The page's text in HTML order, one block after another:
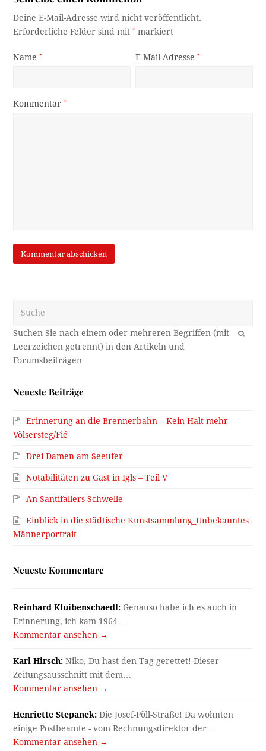
Deine E-Mail-Adresse wird nicht veröffentlicht.
Erforderliche Felder sind mit* markiert
Name* E-Mail-Adresse*
Kommentar*
OK
Neueste Beiträge
Erinnerung an die Brennerbahn – Kein Halt mehr
Völsersteg/Fié
Drei Damen am Seeufer
Notabilitäten zu Gast in Igls – Teil V
An Santifallers Schwelle
Einblick in die städtische Kunstsammlung_Unbekanntes
Männerportrait
Neueste Kommentare
Reinhard Kluibenschaedl: Genauso habe ich es auch in
Erinnerung, ich kam 1964…
Kommentar ansehen →
Karl Hirsch: Niko, Du hast den Tag gerettet! Dieser
Zeitungsausschnitt mit dem…
Kommentar ansehen →
Henriette Stepanek: Die Josef-Pöll-Straße! Da wohnten
einige Postbeamte - vom Rechnungsdirektor der…
Kommentar ansehen →